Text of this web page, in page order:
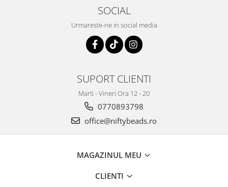
SOCIAL
Urmareste-ne in social media
SUPORT CLIENTI
Marti - Vineri Ora 12 - 20
0770893798
office@niftybeads.ro
MAGAZINUL MEU
CLIENTI